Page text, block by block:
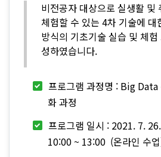
비전공자 대상으로 실생활 및
체험할 수 있는 4차 기술에
방식의 기초기술 실습 및 체
성하였습니다.
프로그램 과정명 : Big Data
화 과정
프로그램 일시 : 2021. 7.
10:00 ~ 13:00 (온라인 수